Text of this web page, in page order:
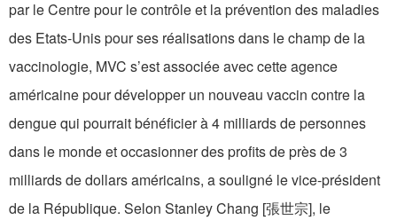
par le Centre pour le contrôle et la prévention des maladies
des Etats-Unis pour ses réalisations dans le champ de la
vaccinologie, MVC s’est associée avec cette agence
américaine pour développer un nouveau vaccin contre la
dengue qui pourrait bénéficier à 4 milliards de personnes
dans le monde et occasionner des profits de près de 3
milliards de dollars américains, a souligné le vice-président
de la République. Selon Stanley Chang [張世宗], le